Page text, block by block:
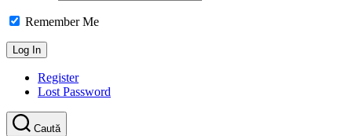
Remember Me
Register
Lost Password
Caută